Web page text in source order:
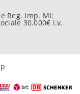
Reg. Imp. MI:
30.000€ i.v.